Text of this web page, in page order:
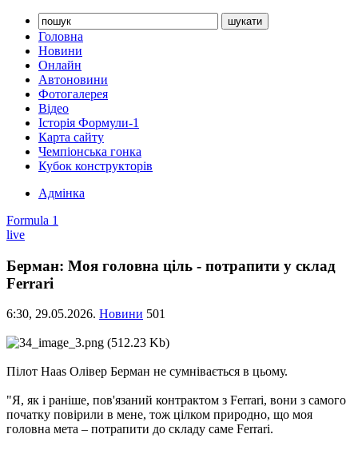
Головна
Новини
Онлайн
Автоновини
Фотогалерея
Відео
Історія Формули-1
Карта сайту
Чемпіонська гонка
Кубок конструкторів
Адмінка
Formula 1
live
Берман: Моя головна ціль - потрапити у склад
Ferrari
6:30, 29.05.2026. Новини 501
Пілот Haas Олівер Берман не сумнівається в цьому.
"Я, як і раніше, пов'язаний контрактом з Ferrari, вони з самого
початку повірили в мене, тож цілком природно, що моя
головна мета – потрапити до складу саме Ferrari.